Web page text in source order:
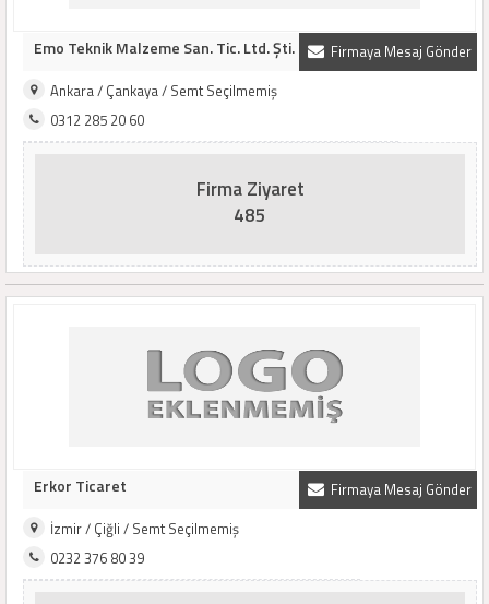
Firmaya Mesaj Gönder
Emo Teknik Malzeme San. Tic. Ltd. Şti.
Ankara / Çankaya / Semt Seçilmemiş
0312 285 20 60
Firma Ziyaret
485
Firmaya Mesaj Gönder
Erkor Ticaret
İzmir / Çiğli / Semt Seçilmemiş
0232 376 80 39